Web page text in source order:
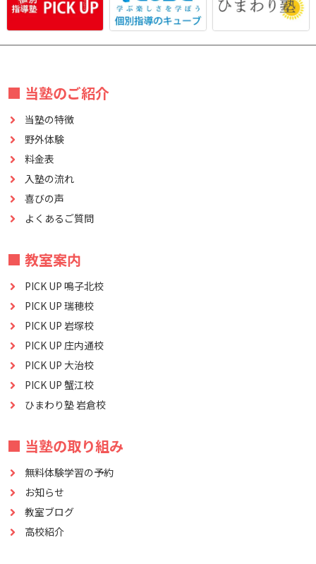
■ 当塾のご紹介
当塾の特徴
野外体験
料金表
入塾の流れ
喜びの声
よくあるご質問
■ 教室案内
PICK UP 鳴子北校
PICK UP 瑞穂校
PICK UP 岩塚校
PICK UP 庄内通校
PICK UP 大治校
PICK UP 蟹江校
ひまわり塾 岩倉校
■ 当塾の取り組み
無料体験学習の予約
お知らせ
教室ブログ
高校紹介